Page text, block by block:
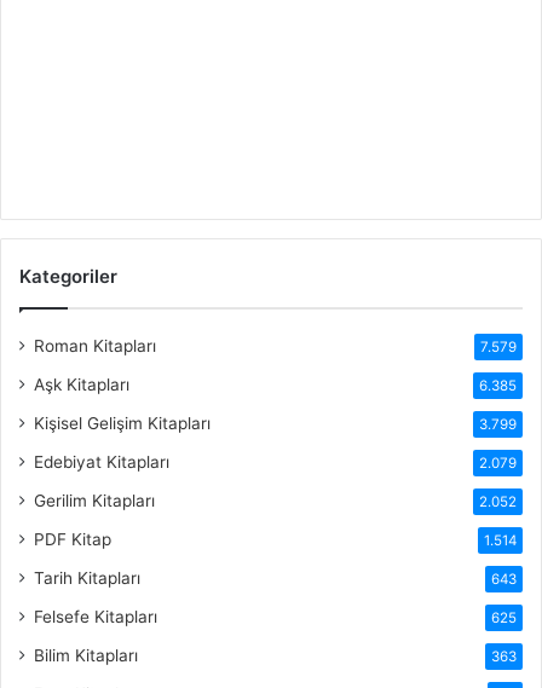
Kategoriler
Roman Kitapları 7.579
Aşk Kitapları 6.385
Kişisel Gelişim Kitapları 3.799
Edebiyat Kitapları 2.079
Gerilim Kitapları 2.052
PDF Kitap 1.514
Tarih Kitapları 643
Felsefe Kitapları 625
Bilim Kitapları 363